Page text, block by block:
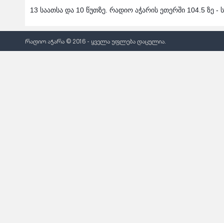
13 საათსა და 10 წუთზე. რადიო აჭარის ეთერში 104.5 ზე
რადიო აჭარა © 2016 - ყველა უფლება დაცულია.